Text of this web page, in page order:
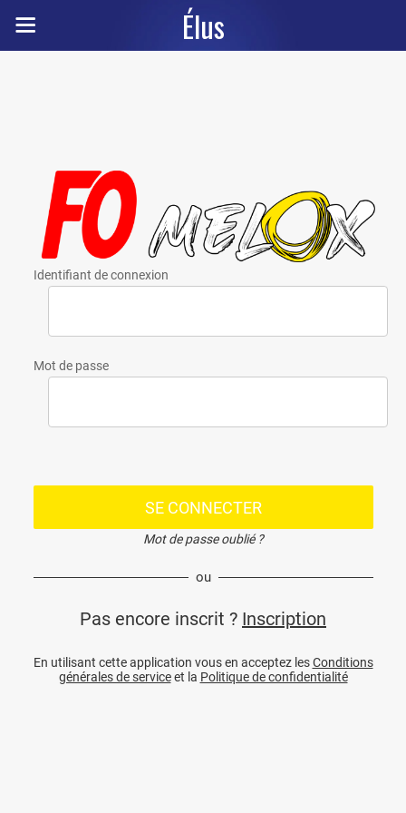
Élus
Identifiant de connexion
Mot de passe
SE CONNECTER
Mot de passe oublié ?
ou
Pas encore inscrit ? Inscription
En utilisant cette application vous en acceptez lesConditions
générales de serviceet la Politique de confidentialité